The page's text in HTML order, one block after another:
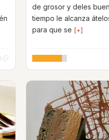
de grosor y deles
tiempo le alcanza
para que se [+]